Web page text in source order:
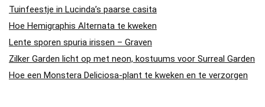
Tuinfeestje in Lucinda’s paarse casita
Hoe Hemigraphis Alternata te kweken
Lente sporen spuria irissen – Graven
Zilker Garden licht op met neon, kostuums voor Surreal Garden
Hoe een Monstera Deliciosa-plant te kweken en te verzorgen